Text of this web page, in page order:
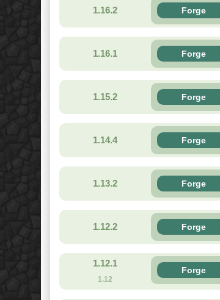
1.16.2 Forge
1.16.1 Forge
1.15.2 Forge
1.14.4 Forge
1.13.2 Forge
1.12.2 Forge
1.12.1
1.12
Forge